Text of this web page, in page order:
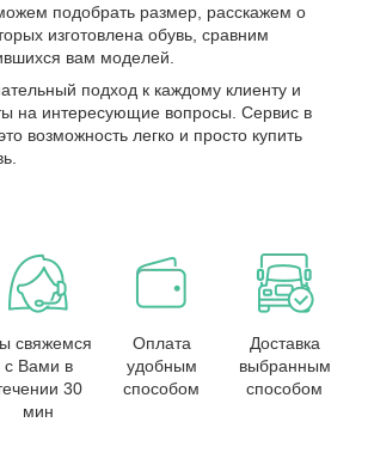
подобрать размер, расскажем о
изготовлена обувь, сравним
вам моделей.
подход к каждому клиенту и
на интересующие вопросы. Сервис в
возможность легко и просто купить
свяжемся
с Вами в
30
мин
Оплата
удобным
способом
Доставка
выбранным
способом